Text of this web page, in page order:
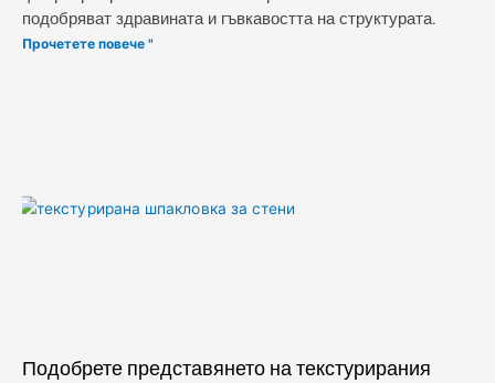
подобряват здравината и гъвкавостта на структурата.
Прочетете повече "
Подобрете представянето на текстурирания